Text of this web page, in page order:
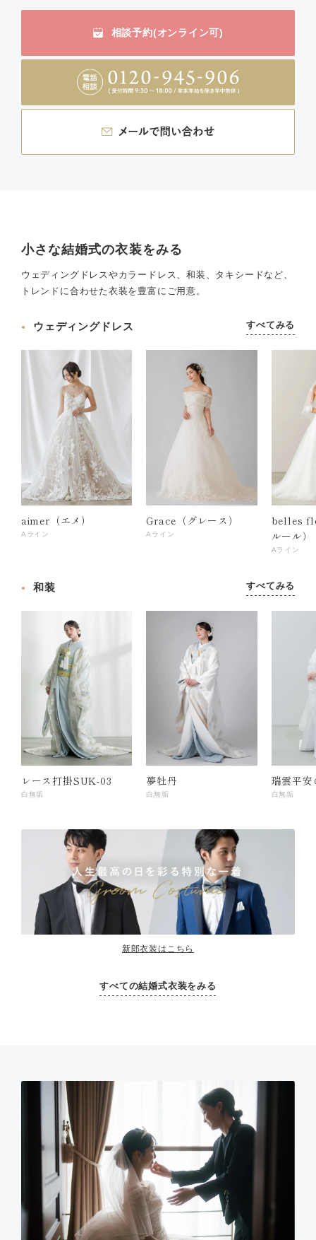
相談予約(オンライン可)
小さな結婚式の衣装をみる
ウェディングドレスやカラードレス、和装、タキシードなど、
トレンドに合わせた衣装を豊富にご用意。
ウェディングドレス すべてみる
aimer（エメ）
Aライン
Grace（グレース）
Aライン
belles
ルール）
Aライン
和装 すべてみる
レース打掛SUK-03
白無垢
夢牡丹
白無垢
瑞雲平安
白無垢
新郎衣装はこちら
すべての結婚式衣装をみる